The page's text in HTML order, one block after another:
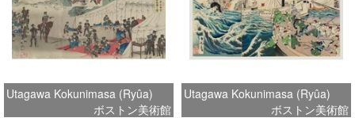
Utagawa Kokunimasa (Ryûa)
ボストン美術館
Utagawa Kokunimasa (Ryûa)
ボストン美術館